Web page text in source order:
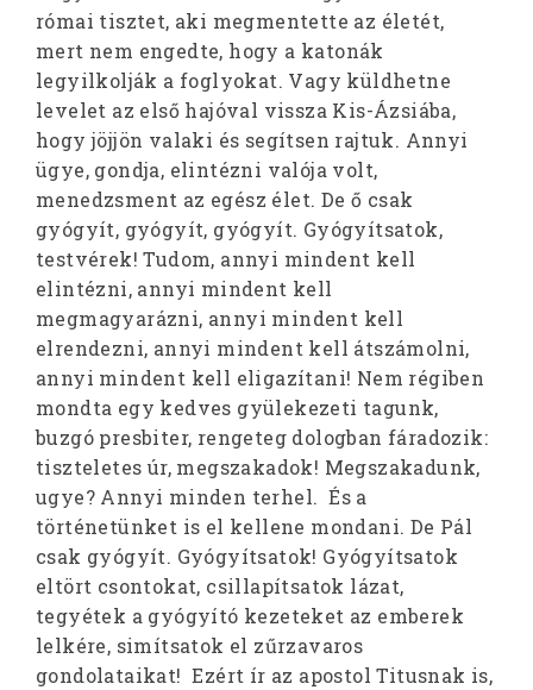
római tisztet, aki megmentette az életét,
mert nem engedte, hogy a katonák
legyilkolják a foglyokat. Vagy küldhetne
levelet az első hajóval vissza Kis-Ázsiába,
hogy jöjjön valaki és segítsen rajtuk. Annyi
ügye, gondja, elintézni valója volt,
menedzsment az egész élet. De ő csak
gyógyít, gyógyít, gyógyít. Gyógyítsatok,
testvérek! Tudom, annyi mindent kell
elintézni, annyi mindent kell
megmagyarázni, annyi mindent kell
elrendezni, annyi mindent kell átszámolni,
annyi mindent kell eligazítani! Nem régiben
mondta egy kedves gyülekezeti tagunk,
buzgó presbiter, rengeteg dologban fáradozik:
tiszteletes úr, megszakadok! Megszakadunk,
ugye? Annyi minden terhel. És a
történetünket is el kellene mondani. De Pál
csak gyógyít. Gyógyítsatok! Gyógyítsatok
eltört csontokat, csillapítsatok lázat,
tegyétek a gyógyító kezeteket az emberek
lelkére, simítsatok el zűrzavaros
gondolataikat! Ezért ír az apostol Titusnak is,